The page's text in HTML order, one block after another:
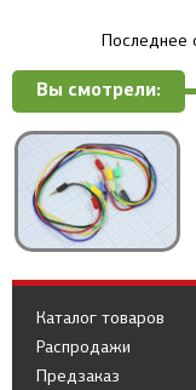
Последнее
Вы смотрели:
Каталог товаров
Распродажи
Предзаказ